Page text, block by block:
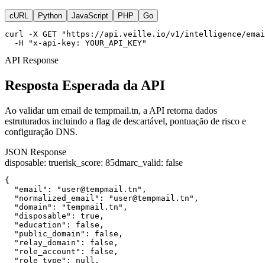
cURL Python JavaScript PHP Go
curl -X GET "https://api.veille.io/v1/intelligence/
  -H "x-api-key: YOUR_API_KEY"
API Response
Resposta Esperada da API
Ao validar um email de tempmail.tn, a API retorna dados
estruturados incluindo a flag de descartável, pontuação de risco e
configuração DNS.
JSON Response
disposable: truerisk_score: 85dmarc_valid: false
{
  "email": "user@tempmail.tn",
  "normalized_email": "user@tempmail.tn",
  "domain": "tempmail.tn",
  "disposable": true,
  "education": false,
  "public_domain": false,
  "relay_domain": false,
  "role_account": false,
  "role_type": null,